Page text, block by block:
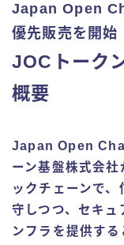
Japan Open
優先販売を開始
JOCトーク
概要
Japan Open
ーン基盤株式会
ックチェーンで
守しつつ、セキュ
ンフラを提供す